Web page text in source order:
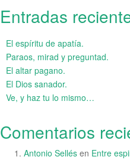
Entradas
El espíritu de apatía.
Paraos, mirad y preguntad.
El altar pagano.
El Dios sanador.
Ve, y haz tu lo mismo…
Comentarios
Antonio Sellés en Entre